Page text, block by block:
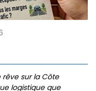
rêve sur la Côte
logistique que